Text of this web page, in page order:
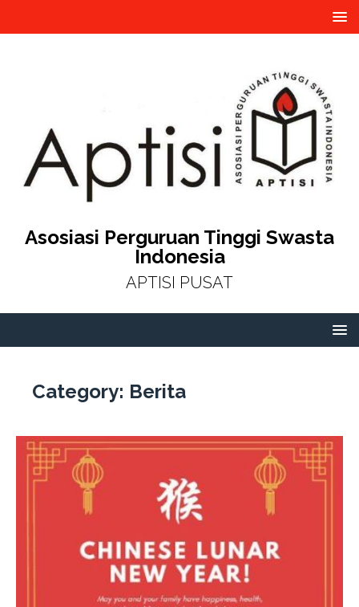
Asosiasi Perguruan Tinggi Swasta
Indonesia
APTISI PUSAT
Category: Berita